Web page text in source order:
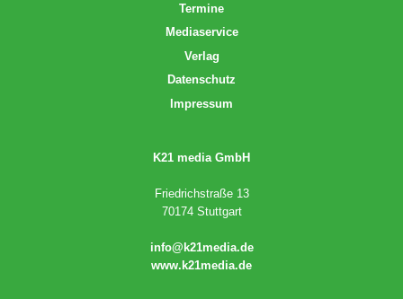
Termine
Mediaservice
Verlag
Datenschutz
Impressum
K21 media GmbH
Friedrichstraße 13
70174 Stuttgart
info@k21media.de
www.k21media.de